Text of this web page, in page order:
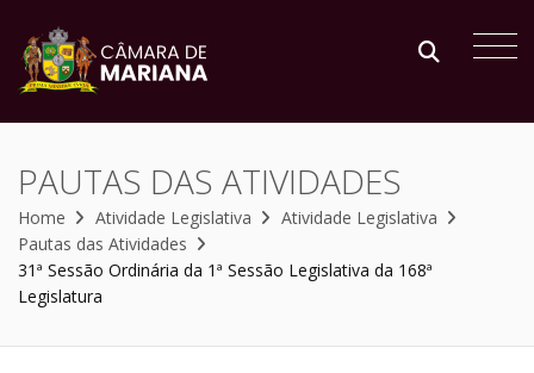
PAUTAS DAS ATIVIDADES
Home Atividade Legislativa
Atividade Legislativa
Pautas das Atividades
31ª Sessão Ordinária da 1ª Sessão Legislativa da 168ª
Legislatura